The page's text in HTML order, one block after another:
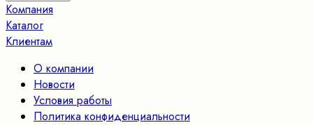
Компания
Каталог
Клиентам
О компании
Новости
Условия работы
Политика конфиденциальности